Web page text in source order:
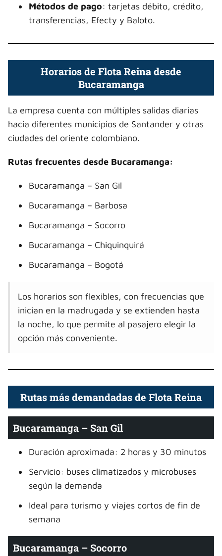
Métodos de pago: tarjetas débito, crédito,
transferencias, Efecty y Baloto.
Horarios de Flota Reina desde
Bucaramanga
La empresa cuenta con múltiples salidas diarias
hacia diferentes municipios de Santander y otras
ciudades del oriente colombiano.
Rutas frecuentes desde Bucaramanga:
Bucaramanga – San Gil
Bucaramanga – Barbosa
Bucaramanga – Socorro
Bucaramanga – Chiquinquirá
Bucaramanga – Bogotá
Los horarios son flexibles, con frecuencias que
inician en la madrugada y se extienden hasta
la noche, lo que permite al pasajero elegir la
opción más conveniente.
Rutas más demandadas de Flota Reina
Bucaramanga – San Gil
Duración aproximada: 2 horas y 30 minutos
Servicio: buses climatizados y microbuses
según la demanda
Ideal para turismo y viajes cortos de fin de
semana
Bucaramanga – Socorro